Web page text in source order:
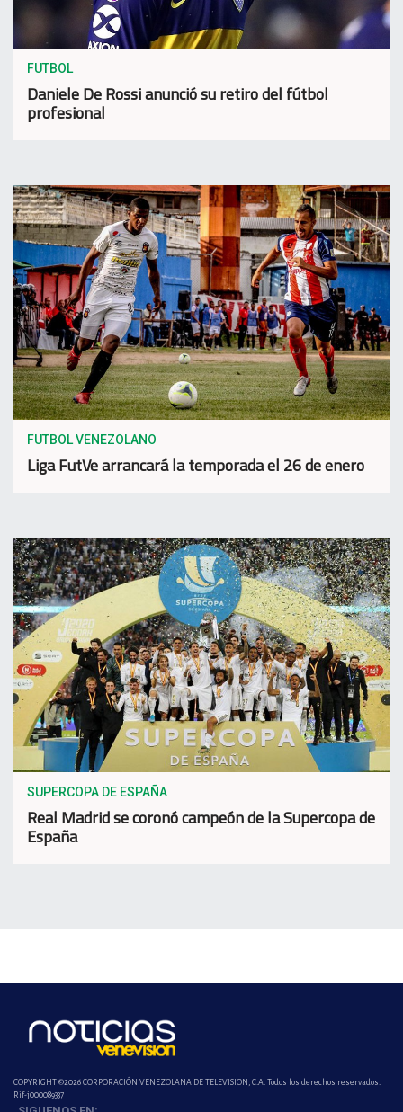
FUTBOL
Daniele De Rossi anunció su retiro del fútbol
profesional
FUTBOL VENEZOLANO
Liga FutVe arrancará la temporada el 26 de enero
SUPERCOPA DE ESPAÑA
Real Madrid se coronó campeón de la Supercopa de
España
COPYRIGHT ©2026 CORPORACIÓN VENEZOLANA DE TELEVISION, C.A. Todos los derechos reservados.
Rif-j000089337